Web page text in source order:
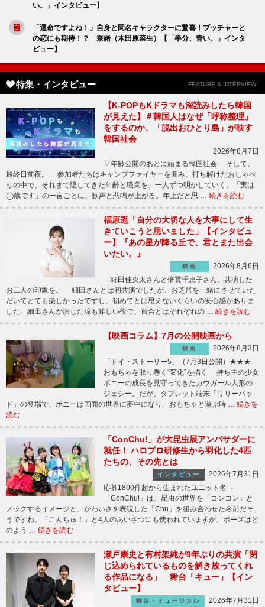
い。」インタビュー】
「運命ですよね！」自身と同名キャラクターに驚喜！ブッチャーと
の恋にも期待！？ 奈緒（木田原菜生）【「半分、青い。」インタ
ビュー】
特集・インタビュー FEATURE & INTERVIEW
【K-POPもKドラマも深読みしたら韓国
が見えた】＃韓国人はなぜ「呼称整理」
をするのか、「脱出おひとり島」が映す
韓国社会
2026年8月7日
▽年齢公開のあとに始まる韓国社会 そして、
最終日前夜。 参加者たちはキャンプファイヤーを囲み、打ち解けたおしゃべ
りの中で、それまで隠してきた年齢と職業を、一人ずつ明かしていく。「実は
◯歳です」の一言ごとに、歓声と悲鳴が上がる。年上だと思 … 続きを読む
福原遥「自分の大切な人を大事にして生
きていこうと思いました」【インタビュ
ー】『あの星が降る丘で、君とまた出会
いたい。』
映画
2026年8月6日
－細田佳央太さんと倍賞千恵子さん。共演した
お二人の印象を。 細田さんとは初共演でしたが、お芝居を一緒にさせていた
だいてとても楽しかったですし、初めてとは思えないぐらいの安心感がありま
した。細田さんが演じた涼も難しい役で、百合とはそれぞれの … 続きを読む
【映画コラム】7月の公開映画から
映画
2026年8月3日
「トイ・ストーリー5」（7月3日公開）★★★
おもちゃを取り巻く“変化”を描く 持ち主の少女
ボニーの成長を見守ってきたカウガール人形の
ジェシー。だが、タブレット端末「リリーパッ
ド」の登場で、ボニーは画面の世界に夢中になり、おもちゃと遊ぶ時 … 続きを
読む
「ConChu!」が大昆虫展アンバサダーに
就任！ ハロプロ研修生から羽化した4匹
たちの、その先とは
インタビュー
2026年7月31日
応募1800件超から生まれたユニット名 －
「ConChu!」は、昆虫の世界を「コンコン」と
ノックするイメージと、かわいさを表現した「Chu」を組み合わせた名前だそ
うですね。「こんちゅ！」と4人のあいさつにも使われていますが、ポーズはど
のよう … 続きを読む
瀬戸康史と有村架純が9年ぶりの共演「閉
じ込められているものを解き放ってくれ
る作品になる」 舞台「キュー」【イン
タビュー】
舞台・ミュージカル
2026年7月31日